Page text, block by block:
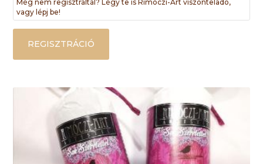
Még nem regisztráltál? Légy te is Rimóczi-Art viszonteladó,
vagy lépj be!
REGISZTRÁCIÓ